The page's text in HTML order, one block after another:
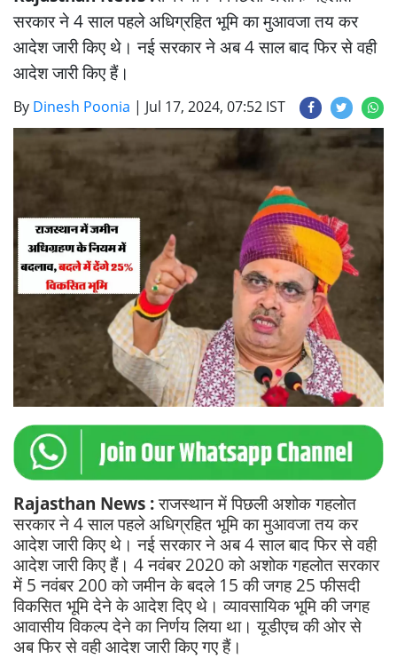
सरकार ने 4 साल पहले अधिग्रहित भूमि का मुआवजा तय कर
आदेश जारी किए थे। नई सरकार ने अब 4 साल बाद फिर से वही
आदेश जारी किए हैं।
By Dinesh Poonia | Jul 17, 2024, 07:52 IST
Rajasthan News :राजस्थान में पिछली अशोक गहलोत
सरकार ने 4 साल पहले अधिग्रहित भूमि का मुआवजा तय कर
आदेश जारी किए थे। नई सरकार ने अब 4 साल बाद फिर से वही
आदेश जारी किए हैं। 4 नवंबर 2020 को अशोक गहलोत सरकार
में 5 नवंबर 200 को जमीन के बदले 15 की जगह 25 फीसदी
विकसित भूमि देने के आदेश दिए थे। व्यावसायिक भूमि की जगह
आवासीय विकल्प देने का निर्णय लिया था। यूडीएच की ओर से
अब फिर से वही आदेश जारी किए गए हैं।